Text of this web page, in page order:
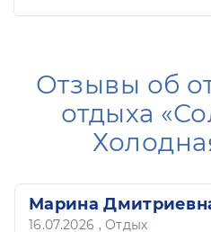
Отзывы об
отдыха
Марина
16.07.2026 , Отдых